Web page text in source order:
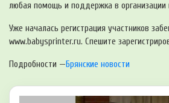
любая помощь и поддержка в организации
Уже началась регистрация участников
www.babysprinter.ru. Спешите
Подробности —Брянские новости